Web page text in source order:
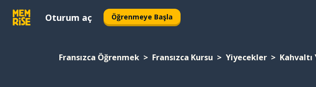
Oturum aç Öğrenmeye Başla
Fransızca Öğrenmek Fransızca Kursu Yiyecekler Kahvaltı